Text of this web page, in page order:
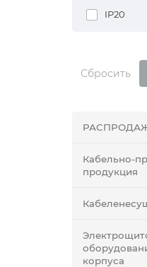
IP20
Сбросить
Кабельно-
продукция
корпуса